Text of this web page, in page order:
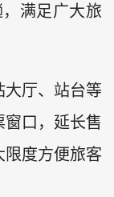
满足广大旅
厅、站台等
口，延长售
度方便旅客